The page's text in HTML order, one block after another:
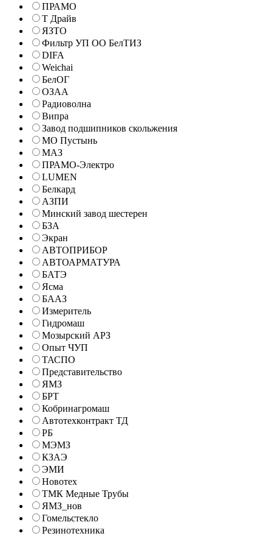
ПРАМО
Т Драйв
ЯЗТО
Фильтр УП ОО БелТИЗ
DIFA
Weichai
БелОГ
ОЗАА
Радиоволна
Випра
Завод подшипников скольжения
МО Пустынь
МАЗ
ПРАМО-Электро
LUMEN
Белкард
АЗПИ
Минский завод шестерен
БЗА
Экран
АВТОПРИБОР
АВТОАРМАТУРА
БАТЭ
Ясма
БААЗ
Измеритель
Гидромаш
Мозырский АРЗ
Опыт ЧУП
ТАСПО
Представительство
ЯМЗ
БРТ
Кобринагромаш
Автотехконтракт ТД
РБ
МЭМЗ
КЗАЭ
ЭМИ
Новотех
ТМК Медные Трубы
ЯМЗ_нов
Гомельстекло
Резинотехника